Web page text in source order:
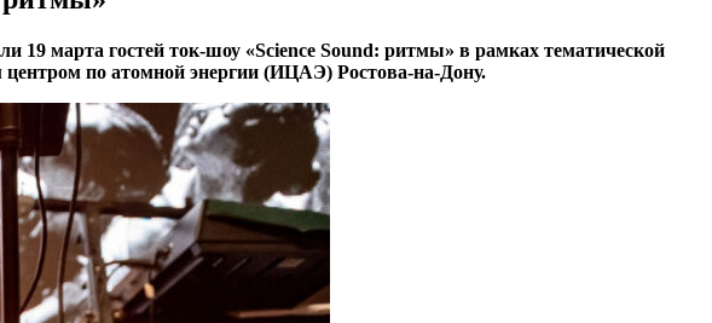
19 марта гостей ток-шоу «Science Sound: ритмы» в рамках тематической
по атомной энергии (ИЦАЭ) Ростова-на-Дону.